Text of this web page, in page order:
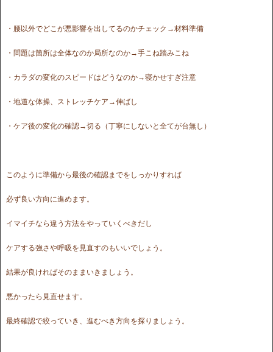
・腰以外でどこが悪影響を出してるのかチェック→材料準備
・問題は箇所は全体なのか局所なのか→手こね踏みこね
・カラダの変化のスピードはどうなのか→寝かせすぎ注意
・地道な体操、ストレッチケア→伸ばし
・ケア後の変化の確認→切る（丁寧にしないと全てが台無し）
このように準備から最後の確認までをしっかりすれば
必ず良い方向に進めます。
イマイチなら違う方法をやっていくべきだし
ケアする強さや呼吸を見直すのもいいでしょう。
結果が良ければそのままいきましょう。
悪かったら見直せます。
最終確認で絞っていき、進むべき方向を探りましょう。